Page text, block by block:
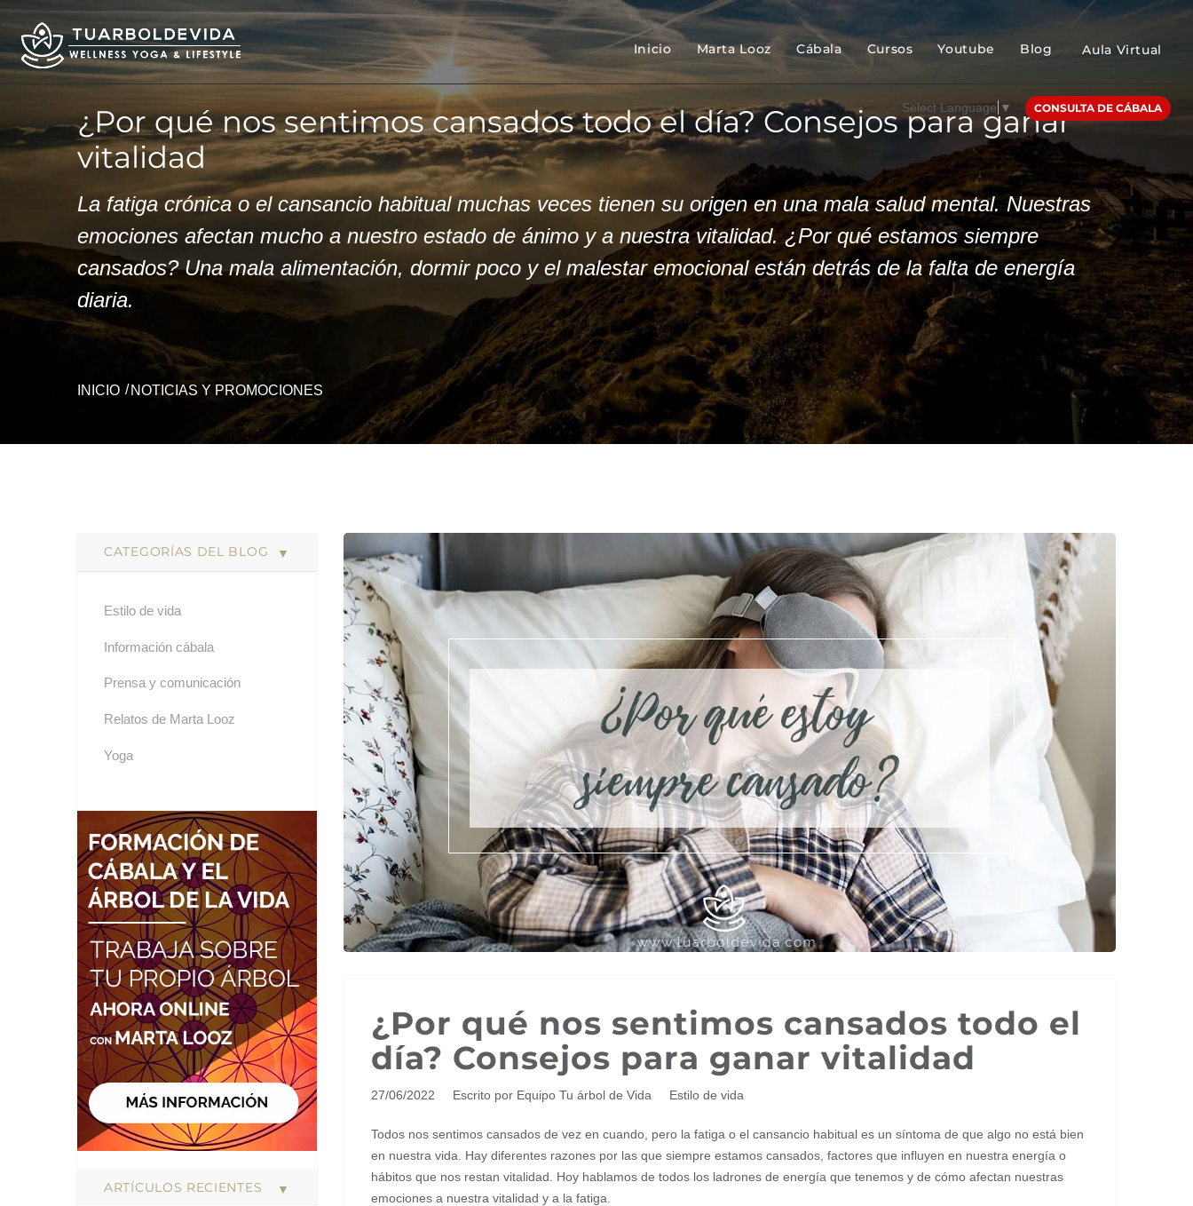
Inicio Marta Looz Cábala Cursos Youtube Blog Aula Virtual
CONSULTA DE CÁBALA
Select Language ▼
¿Por qué nos sentimos cansados todo el día? Consejos para ganar
vitalidad
La fatiga crónica o el cansancio habitual muchas veces tienen su origen en una mala salud mental. Nuestras
emociones afectan mucho a nuestro estado de ánimo y a nuestra vitalidad. ¿Por qué estamos siempre
cansados? Una mala alimentación, dormir poco y el malestar emocional están detrás de la falta de energía
diaria.
INICIO NOTICIAS Y PROMOCIONES
¿Por qué nos sentimos cansados todo el
día? Consejos para ganar vitalidad
27/06/2022 Escrito por Equipo Tu árbol de Vida Estilo de vida
Todos nos sentimos cansados de vez en cuando, pero la fatiga o el cansancio habitual es un síntoma de que algo no está bien
en nuestra vida. Hay diferentes razones por las que siempre estamos cansados, factores que influyen en nuestra energía o
hábitos que nos restan vitalidad. Hoy hablamos de todos los ladrones de energía que tenemos y de cómo afectan nuestras
emociones a nuestra vitalidad y a la fatiga.
CATEGORÍAS DEL BLOG
Estilo de vida
Información cábala
Prensa y comunicación
Relatos de Marta Looz
Yoga
ARTÍCULOS RECIENTES